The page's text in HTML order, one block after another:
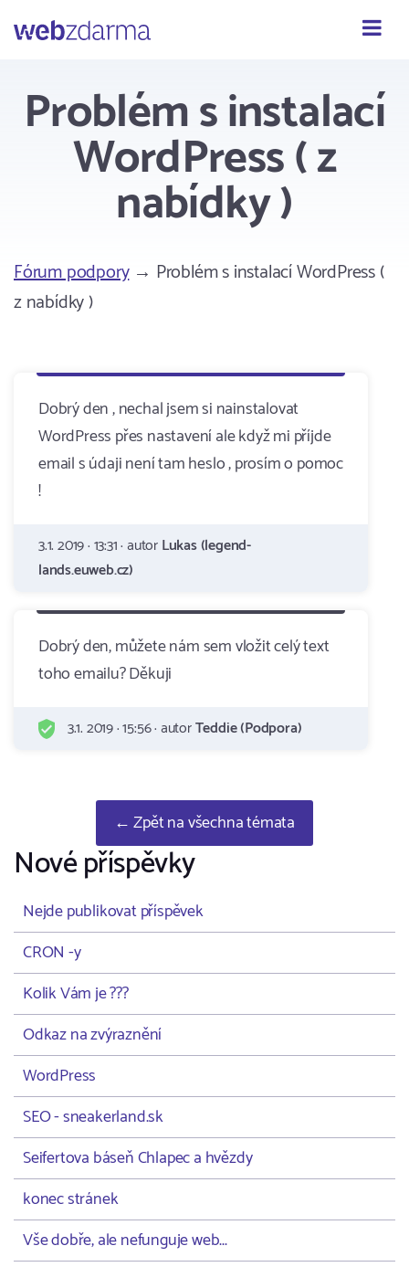
Webzdarma
Problém s instalací
WordPress ( z
nabídky )
Fórum podpory→ Problém s instalací WordPress (
z nabídky )
Dobrý den , nechal jsem si nainstalovat
WordPress přes nastavení ale když mi příjde
email s údaji není tam heslo , prosím o pomoc
!
3.1. 2019 · 13:31 · autorLukas (legend-
lands.euweb.cz)
Dobrý den, můžete nám sem vložit celý text
toho emailu? Děkuji
3.1. 2019 · 15:56 · autorTeddie (Podpora)
← Zpět na všechna témata
Nové příspěvky
Nejde publikovat příspěvek
CRON -y
Kolik Vám je ???
Odkaz na zvýraznění
WordPress
SEO - sneakerland.sk
Seifertova báseň Chlapec a hvězdy
konec stránek
Vše dobře, ale nefunguje web...